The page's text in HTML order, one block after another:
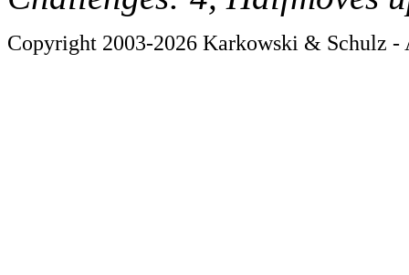
Copyright 2003-2026 Karkowski & Schulz